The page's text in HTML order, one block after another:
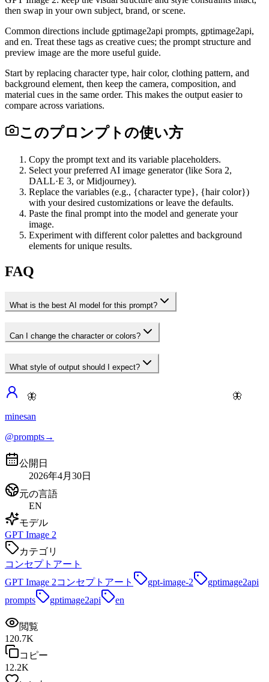
🦋 🦋
then swap in your own subject, brand, or scene.
Common directions include gptimage2api prompts, gptimage2api,
and en. Treat these tags as creative cues; the prompt structure and
preview image are the more useful guide.
Start by replacing character type, hair color, clothing pattern, and
background element, then keep the camera, composition, and
material cues in the same order. This makes the output easier to
compare across variations.
このプロンプトの使い方
Copy the prompt text and its variable placeholders.
Select your preferred AI image generator (like Sora 2,
DALL·E 3, or Midjourney).
Replace the variables (e.g., {character type}, {hair color})
with your desired customizations or leave the defaults.
Paste the final prompt into the model and generate your
image.
Experiment with different color palettes and background
elements for unique results.
FAQ
What is the best AI model for this prompt?
Can I change the character or colors?
What style of output should I expect?
minesan
@prompts→
公開日
2026年4月30日
元の言語
EN
モデル
GPT Image 2
カテゴリ
コンセプトアート
GPT Image 2コンセプトアート gpt-image-2
gptimage2api
prompts
gptimage2api en
閲覧
120.7K
コピー
12.2K